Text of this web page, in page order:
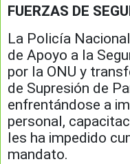
FUERZAS DE
La Policía
de Apoyo a la
por la ONU y
de Supresión de
enfrentándose a
personal,
les ha impedido
mandato.